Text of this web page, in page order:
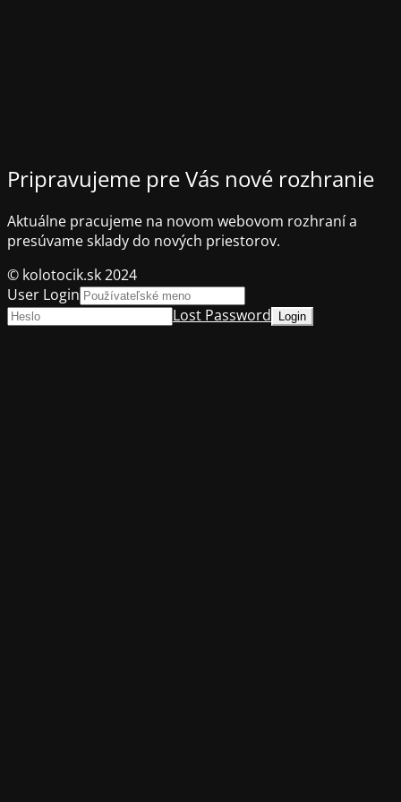
Pripravujeme pre Vás nové rozhranie
Aktuálne pracujeme na novom webovom rozhraní a
presúvame sklady do nových priestorov.
© kolotocik.sk 2024
User Login
Lost Password